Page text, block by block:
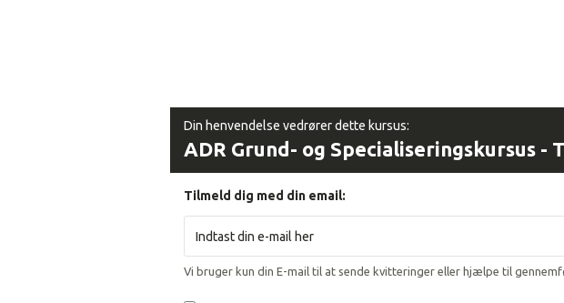
Din henvendelse vedrører dette kursus:
ADR Grund- og Specialiseringskursus -
Tilmeld dig med din email:
Vi bruger kun din E-mail til at sende kvitteringer eller hjælpe til